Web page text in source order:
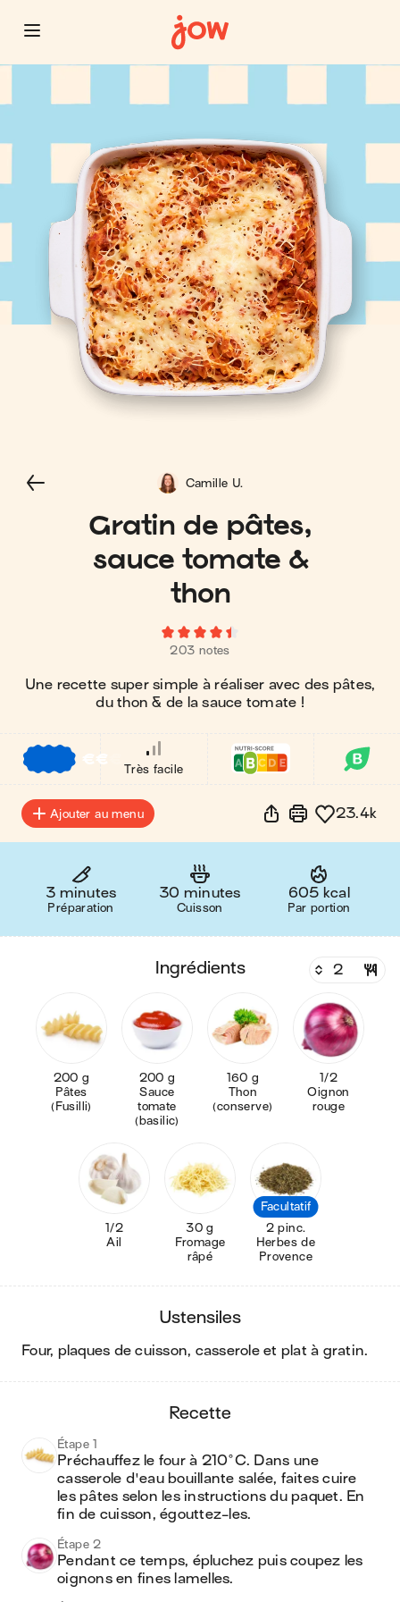
Gratin de pâtes,
sauce tomate &
thon
203 notes
Une recette super simple à réaliser avec des pâtes,
du thon & de la sauce tomate !
Camille U.
€€
Très facile
Ajouter au menu 23.4k
3 minutes
Préparation
30 minutes
Cuisson
605 kcal
Par portion
ingrédients
200 g
Pâtes
(Fusilli)
200 g
Sauce
tomate
(basilic)
160 g
Thon
(conserve)
1/2
Oignon
rouge
1/2
Ail
30 g
Fromage
râpé
Facultatif
2 pinc.
Herbes de
Provence
ustensiles
four, plaques de cuisson, casserole et plat à gratin.
recette
Étape 1
Préchauffez le four à 210°C. Dans une
casserole d'eau bouillante salée, faites cuire
les pâtes selon les instructions du paquet. En
fin de cuisson, égouttez-les.
Étape 2
Pendant ce temps, épluchez puis coupez les
oignons en fines lamelles.